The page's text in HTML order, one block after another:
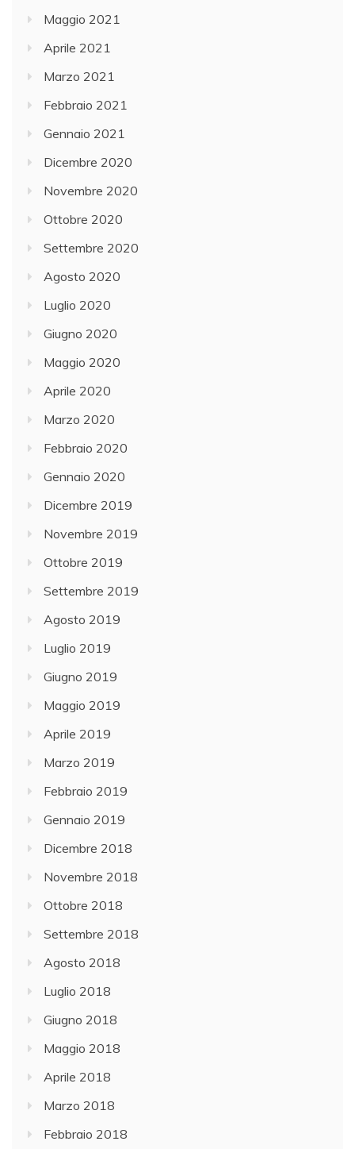
Maggio 2021
Aprile 2021
Marzo 2021
Febbraio 2021
Gennaio 2021
Dicembre 2020
Novembre 2020
Ottobre 2020
Settembre 2020
Agosto 2020
Luglio 2020
Giugno 2020
Maggio 2020
Aprile 2020
Marzo 2020
Febbraio 2020
Gennaio 2020
Dicembre 2019
Novembre 2019
Ottobre 2019
Settembre 2019
Agosto 2019
Luglio 2019
Giugno 2019
Maggio 2019
Aprile 2019
Marzo 2019
Febbraio 2019
Gennaio 2019
Dicembre 2018
Novembre 2018
Ottobre 2018
Settembre 2018
Agosto 2018
Luglio 2018
Giugno 2018
Maggio 2018
Aprile 2018
Marzo 2018
Febbraio 2018